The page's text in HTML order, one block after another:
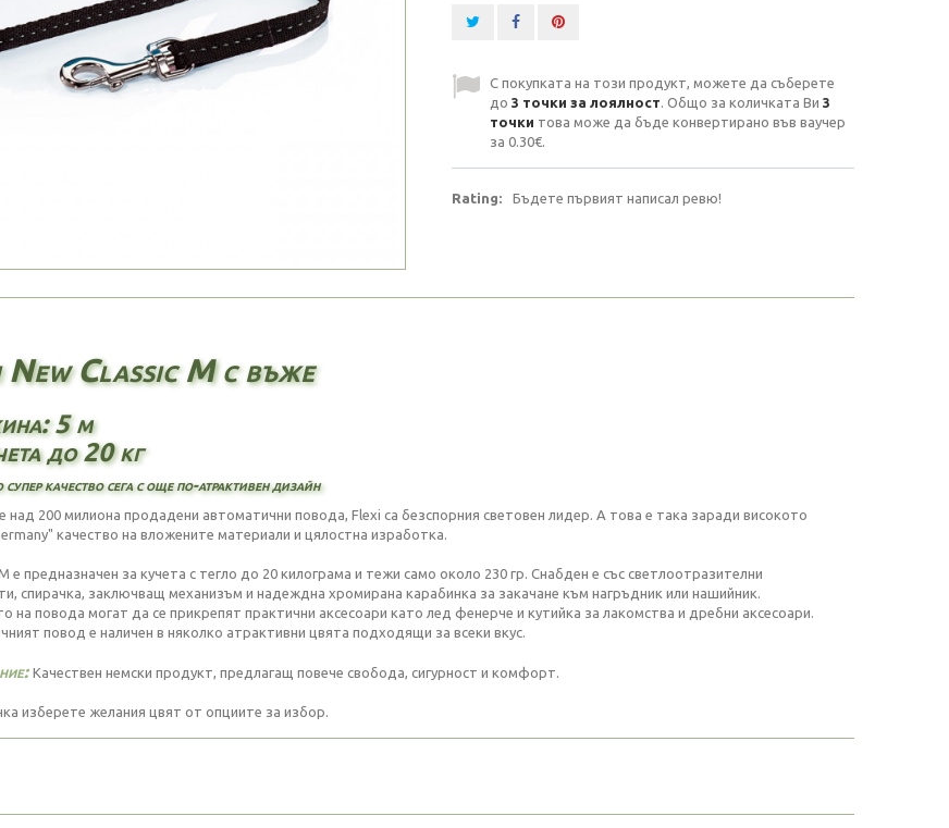
С покупката на този продукт, можете да съберете
до 3 точки за лоялност. Общо за количката Ви 3
точки това може да бъде конвертирано във ваучер
за 0.30€.
Rating: Бъдете първият написал ревю!
New Classic M с въже
5 м
до 20 кг
качество сега с още по-атрактивен дизайн
над 200 милиона продадени автоматични повода, Flexi са безспорния световен лидер. А това е така заради високото
качество на вложените материали и цялостна изработка.
е предназначен за кучета с тегло до 20 килограма и тежи само около 230 гр. Снабден е със светлоотразителни
спирачка, заключващ механизъм и надеждна хромирана карабинка за закачане към нагръдник или нашийник.
на повода могат да се прикрепят практични аксесоари като лед фенерче и кутийка за лакомства и дребни аксесоари.
повод е наличен в няколко атрактивни цвята подходящи за всеки вкус.
Качествен немски продукт, предлагащ повече свобода, сигурност и комфорт.
изберете желания цвят от опциите за избор.